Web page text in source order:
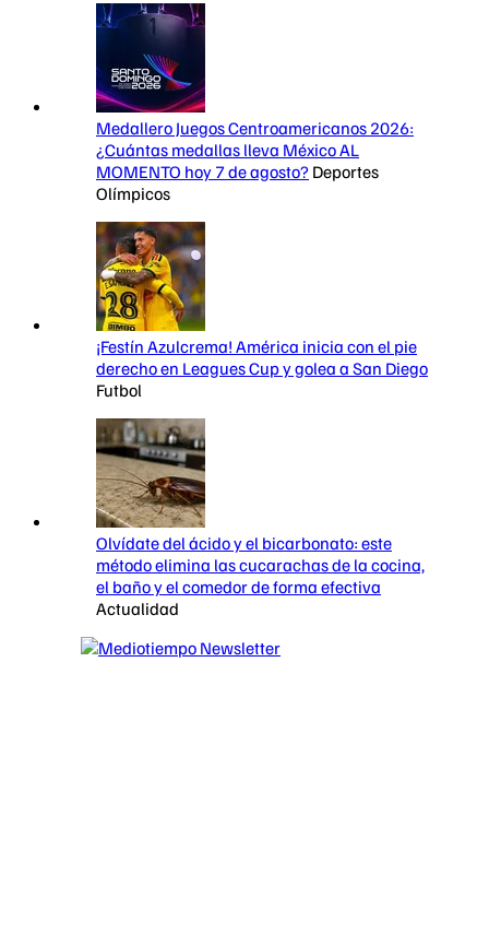
Medallero Juegos Centroamericanos 2026:
¿Cuántas medallas lleva México AL
MOMENTO hoy 7 de agosto? Deportes
Olímpicos
¡Festín Azulcrema! América inicia con el pie
derecho en Leagues Cup y golea a San Diego
Futbol
Olvídate del ácido y el bicarbonato: este
método elimina las cucarachas de la cocina,
el baño y el comedor de forma efectiva
Actualidad